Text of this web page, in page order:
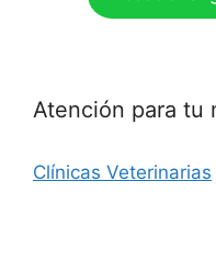
Atención para tu
Clínicas Veterinarias